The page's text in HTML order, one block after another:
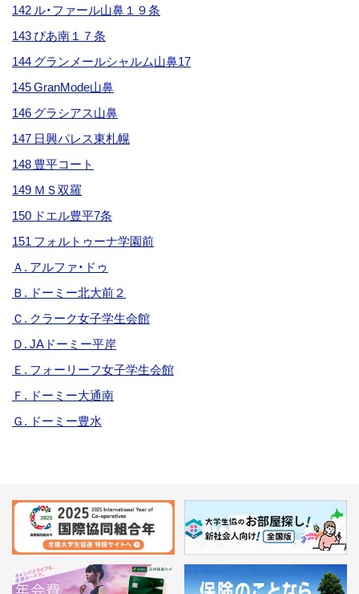
142 ル・ファール山鼻１９条
143 ぴあ南１７条
144 グランメールシャルム山鼻17
145 GranMode山鼻
146 グラシアス山鼻
147 日興パレス東札幌
148 豊平コート
149 ＭＳ双羅
150 ドエル豊平7条
151 フォルトゥーナ学園前
Ａ. アルファ・ドゥ
Ｂ. ドーミー北大前２
Ｃ. クラーク女子学生会館
Ｄ. JAドーミー平岸
Ｅ. フォーリーフ女子学生会館
Ｆ. ドーミー大通南
Ｇ. ドーミー豊水